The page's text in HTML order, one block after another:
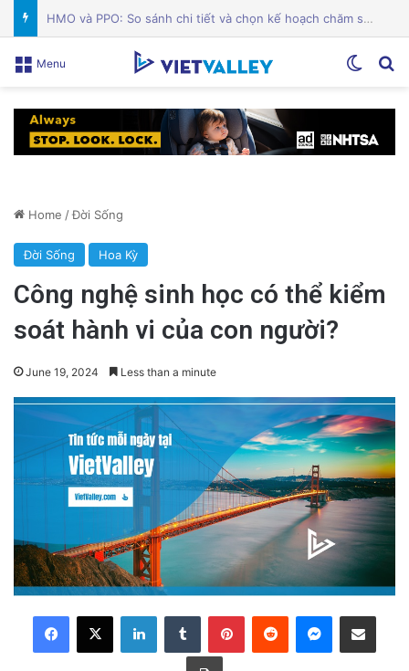
Các quản trị viên Alum Rock phản đối cơ sở ICE tại Nam Hạt: Cuộc chiến vì cộng đồng!
Menu
Home /Đời Sống
Đời Sống Hoa Kỳ
Công nghệ sinh học có thể kiểm
soát hành vi của con người?
June 19, 2024 Less than a minute
LinkedInTumblr PinterestReddit Messenger
Share via Email
Print